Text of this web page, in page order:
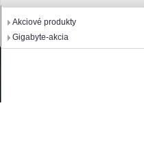
Akciové produkty
Gigabyte-akcia